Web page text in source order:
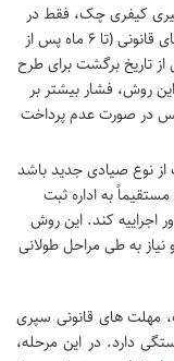
کیفری چک، فقط در
صورتی امکان پذیر است که چک در مهلت های قانونی (تا ۶ ماه پس از
ارائه به بانک، و تا ۶ ماه پس از تاریخ برگشت برای طرح
روش، فشار بیشتر بر
در صورت عدم پرداخت
نوع صیادی جدید باشد
به اداره ثبت
اجراییه کند. این روش
به طی مراحل طولانی
مهلت های قانونی سپری
دارد. در این مرحله،